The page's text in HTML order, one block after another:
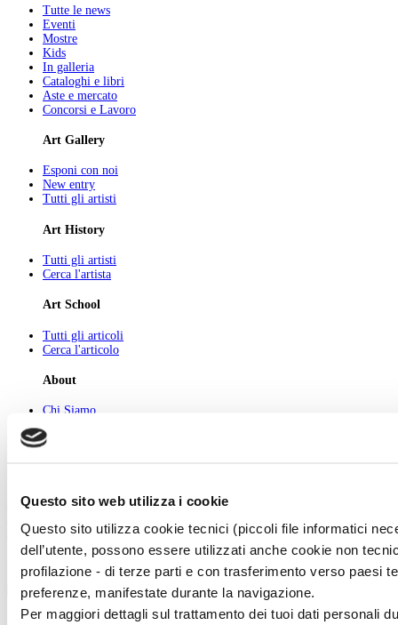
Questo sito web utilizza i cookie
Questo sito utilizza cookie tecnici (piccoli file informatici
dell’utente, possono essere utilizzati anche cookie non
profilazione - di terze parti e con trasferimento verso paesi
preferenze, manifestate durante la navigazione.
Per maggiori dettagli sul trattamento dei tuoi dati personali
Tutte le news
Eventi
Mostre
Kids
In galleria
Cataloghi e libri
Aste e mercato
Concorsi e Lavoro
Art Gallery
Esponi con noi
New entry
Tutti gli artisti
Art History
Tutti gli artisti
Cerca l'artista
Art School
Tutti gli articoli
Cerca l'articolo
About
Chi Siamo
Newsletter
© 2026 GIUNTI EDITORE s.p.a., piazza Virgilio 4 - 20123 Milano
Codice fiscale e numero d'iscrizione al Registro Imprese di Milano - 80009810484
Capitale sociale € 8.000.000,00 i.v.